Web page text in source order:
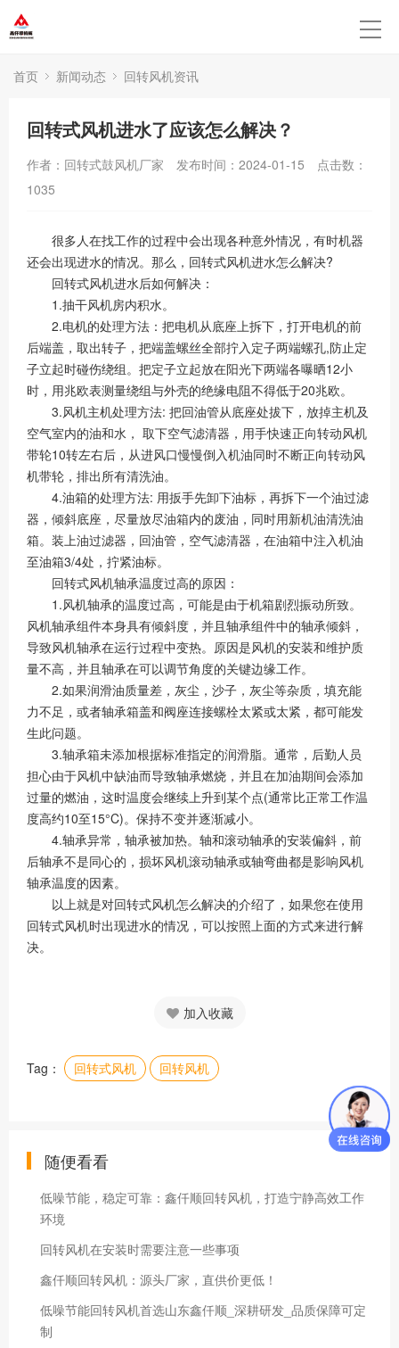
首页 新闻动态 回转风机资讯
回转式风机进水了应该怎么解决？
作者：回转式鼓风机厂家 发布时间：2024-01-15
点击数：
1035
很多人在找工作的过程中会出现各种意外情况，有时机器
还会出现进水的情况。那么，回转式风机进水怎么解决?
回转式风机进水后如何解决：
1.抽干风机房内积水。
2.电机的处理方法：把电机从底座上拆下，打开电机的前
后端盖，取出转子，把端盖螺丝全部拧入定子两端螺孔,防止定
子立起时碰伤绕组。把定子立起放在阳光下两端各曝晒12小
时，用兆欧表测量绕组与外壳的绝缘电阻不得低于20兆欧。
3.风机主机处理方法: 把回油管从底座处拔下，放掉主机及
空气室内的油和水， 取下空气滤清器，用手快速正向转动风机
带轮10转左右后，从进风口慢慢倒入机油同时不断正向转动风
机带轮，排出所有清洗油。
4.油箱的处理方法: 用扳手先卸下油标，再拆下一个油过滤
器，倾斜底座，尽量放尽油箱内的废油，同时用新机油清洗油
箱。装上油过滤器，回油管，空气滤清器，在油箱中注入机油
至油箱3/4处，拧紧油标。
回转式风机轴承温度过高的原因：
1.风机轴承的温度过高，可能是由于机箱剧烈振动所致。
风机轴承组件本身具有倾斜度，并且轴承组件中的轴承倾斜，
导致风机轴承在运行过程中变热。原因是风机的安装和维护质
量不高，并且轴承在可以调节角度的关键边缘工作。
2.如果润滑油质量差，灰尘，沙子，灰尘等杂质，填充能
力不足，或者轴承箱盖和阀座连接螺栓太紧或太紧，都可能发
生此问题。
3.轴承箱未添加根据标准指定的润滑脂。通常，后勤人员
担心由于风机中缺油而导致轴承燃烧，并且在加油期间会添加
过量的燃油，这时温度会继续上升到某个点(通常比正常工作温
度高约10至15°C)。保持不变并逐渐减小。
4.轴承异常，轴承被加热。轴和滚动轴承的安装偏斜，前
后轴承不是同心的，损坏风机滚动轴承或轴弯曲都是影响风机
轴承温度的因素。
以上就是对回转式风机怎么解决的介绍了，如果您在使用
回转式风机时出现进水的情况，可以按照上面的方式来进行解
决。
加入收藏
Tag： 回转式风机 回转风机
随便看看
低噪节能，稳定可靠：鑫仟顺回转风机，打造宁静高效工作
环境
回转风机在安装时需要注意一些事项
鑫仟顺回转风机：源头厂家，直供价更低！
低噪节能回转风机首选山东鑫仟顺_深耕研发_品质保障可定
制